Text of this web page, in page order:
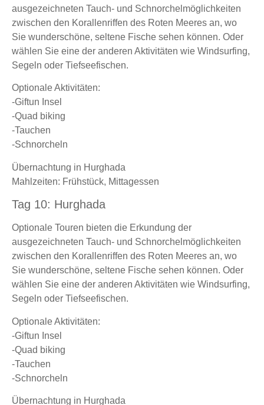
ausgezeichneten Tauch- und Schnorchelmöglichkeiten
zwischen den Korallenriffen des Roten Meeres an, wo
Sie wunderschöne, seltene Fische sehen können. Oder
wählen Sie eine der anderen Aktivitäten wie Windsurfing,
Segeln oder Tiefseefischen.
Optionale Aktivitäten:
-Giftun Insel
-Quad biking
-Tauchen
-Schnorcheln
Übernachtung in Hurghada
Mahlzeiten: Frühstück, Mittagessen
Tag 10: Hurghada
Optionale Touren bieten die Erkundung der
ausgezeichneten Tauch- und Schnorchelmöglichkeiten
zwischen den Korallenriffen des Roten Meeres an, wo
Sie wunderschöne, seltene Fische sehen können. Oder
wählen Sie eine der anderen Aktivitäten wie Windsurfing,
Segeln oder Tiefseefischen.
Optionale Aktivitäten:
-Giftun Insel
-Quad biking
-Tauchen
-Schnorcheln
Übernachtung in Hurghada